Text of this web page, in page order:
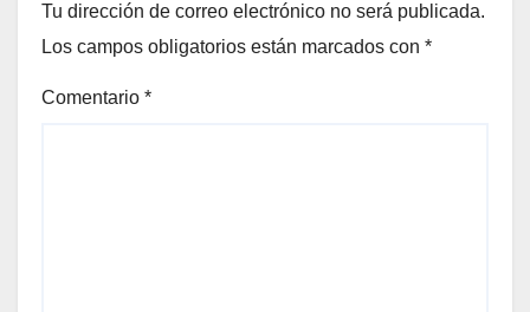
Tu dirección de correo electrónico no será publicada.
Los campos obligatorios están marcados con *
Comentario *